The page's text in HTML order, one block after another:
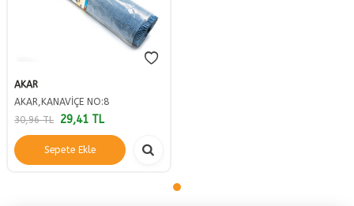
AKAR
AKAR,KANAVİÇE NO:8
30,96TL 29,41 TL
Sepete Ekle